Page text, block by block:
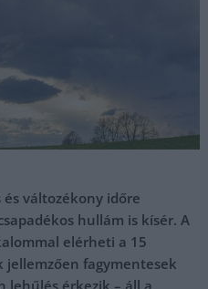
változékony időre
hullám is kísér. A
elérheti a 15
jellemzően fagymentesek
lehűlés érkezik – áll a